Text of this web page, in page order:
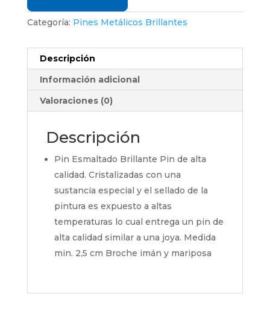
Categoría: Pines Metálicos Brillantes
Descripción
Información adicional
Valoraciones (0)
Descripción
Pin Esmaltado Brillante Pin de alta
calidad. Cristalizadas con una
sustancia especial y el sellado de la
pintura es expuesto a altas
temperaturas lo cual entrega un pin de
alta calidad similar a una joya. Medida
min. 2,5 cm Broche imán y mariposa